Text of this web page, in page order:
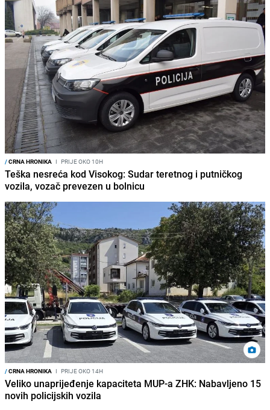
/CRNA HRONIKA I PRIJE OKO 10H
Teška nesreća kod Visokog: Sudar teretnog i putničkog
vozila, vozač prevezen u bolnicu
/CRNA HRONIKA I PRIJE OKO 14H
Veliko unaprijeđenje kapaciteta MUP-a ZHK: Nabavljeno 15
novih policijskih vozila